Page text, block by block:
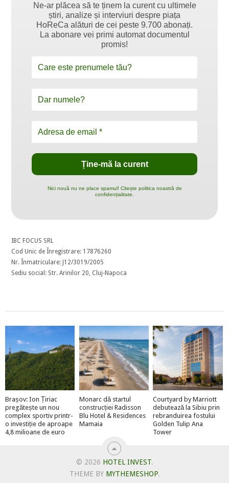
Ne-ar plăcea să te ținem la curent cu ultimele
știri, analize și interviuri despre piața
HoReCa alături de cei peste 9.700 abonați.
La abonare vei primi automat documentul
promis!
Nici nouă nu ne place spamul! Citește politica noastră de
confidențialitate.
IBC FOCUS SRL
Cod Unic de Înregistrare: 17876260
Nr. Înmatriculare: J12/3019/2005
Sediu social: Str. Arinilor 20, Cluj-Napoca
Brașov: Ion Țiriac
pregătește un nou
complex sportiv printr-
o investiție de aproape
4,8 milioane de euro
Monarc dă startul
construcției Radisson
Blu Hotel & Residences
Mamaia
Courtyard by Marriott
debutează la Sibiu prin
rebranduirea fostului
Golden Tulip Ana
Tower
© 2026 HOTEL INVEST.
THEME BY MYTHEMESHOP.